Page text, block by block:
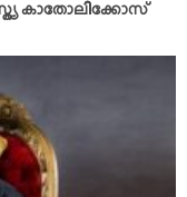
കാതോലിക്കോസ്